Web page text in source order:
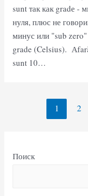
sunt так как gradе -
нуля, плюс не
минус или "sub
grade (Celsius).
sunt 10…
1 2
Поиск